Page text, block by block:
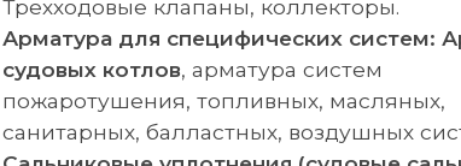
Трехходовые клапаны, коллекторы.
Арматура для специфических систем:
судовых котлов, арматура систем
пожаротушения, топливных, масляных,
санитарных, балластных, воздушных